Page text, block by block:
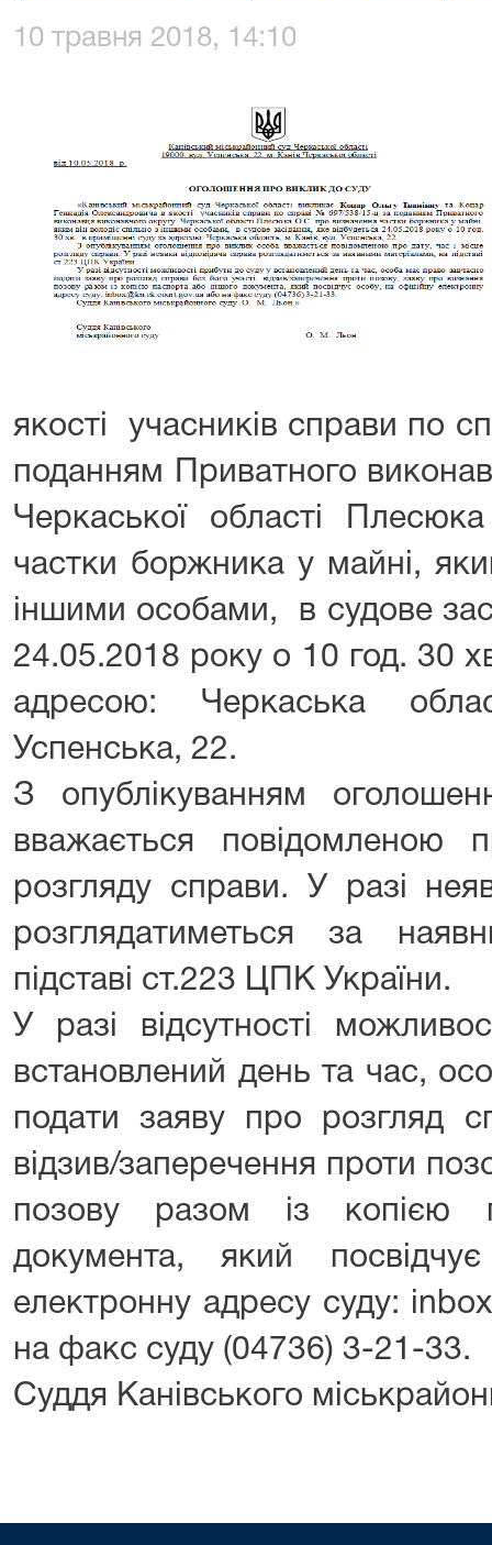
10 травня 2018, 14:10
якості учасників справи по
поданням Приватного
Черкаської області
частки боржника у майні,
іншими особами, в судове
24.05.2018 року о 10 год. 30
адресою: Черкаська
Успенська, 22.
З опублікуванням
вважається повідомленою
розгляду справи. У разі
розглядатиметься за
підставі ст.223 ЦПК України.
У разі відсутності
встановлений день та час,
подати заяву про розгляд
відзив/заперечення проти
позову разом із копією
документа, який
електронну адресу суду:
на факс суду (04736) 3-21-33.
Суддя Канівського